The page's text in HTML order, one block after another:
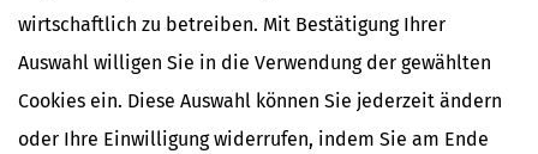
wirtschaftlich zu betreiben. Mit Bestätigung Ihrer
Auswahl willigen Sie in die Verwendung der gewählten
Cookies ein. Diese Auswahl können Sie jederzeit ändern
oder Ihre Einwilligung widerrufen, indem Sie am Ende